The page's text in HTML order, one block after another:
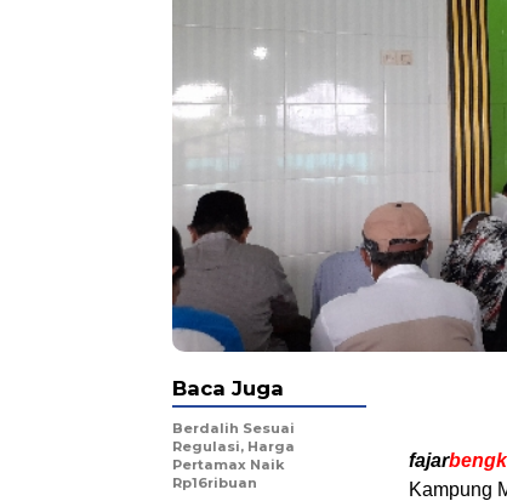
fajar
Kampung
Baca Juga
Berdalih Sesuai
Regulasi, Harga
Pertamax Naik
Rp16ribuan